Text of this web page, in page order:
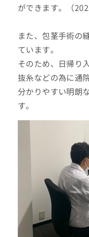
ができます。（
また、包茎手術の
ています。
そのため、日帰り
抜糸などの為に通
分かりやすい明朗
す。